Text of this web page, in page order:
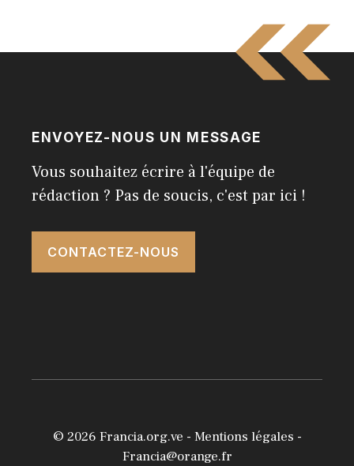
ENVOYEZ-NOUS UN MESSAGE
Vous souhaitez écrire à l'équipe de
rédaction ? Pas de soucis, c'est par ici !
CONTACTEZ-NOUS
© 2026 Francia.org.ve - Mentions légales -
Francia@orange.fr